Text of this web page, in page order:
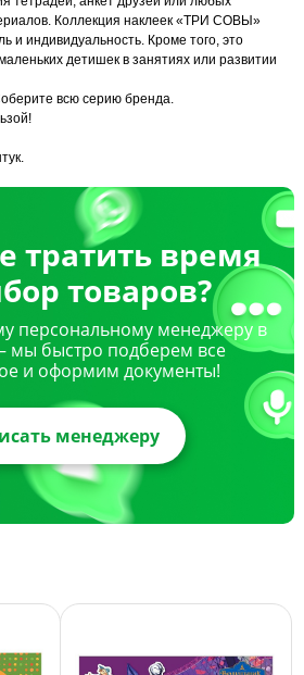
Коллекция наклеек «ТРИ СОВЫ»
и индивидуальность. Кроме того, это
детишек в занятиях или развитии
всю серию бренда.
тратить время
товаров?
персональному менеджеру в
мы быстро подберем все
и оформим документы!
менеджеру